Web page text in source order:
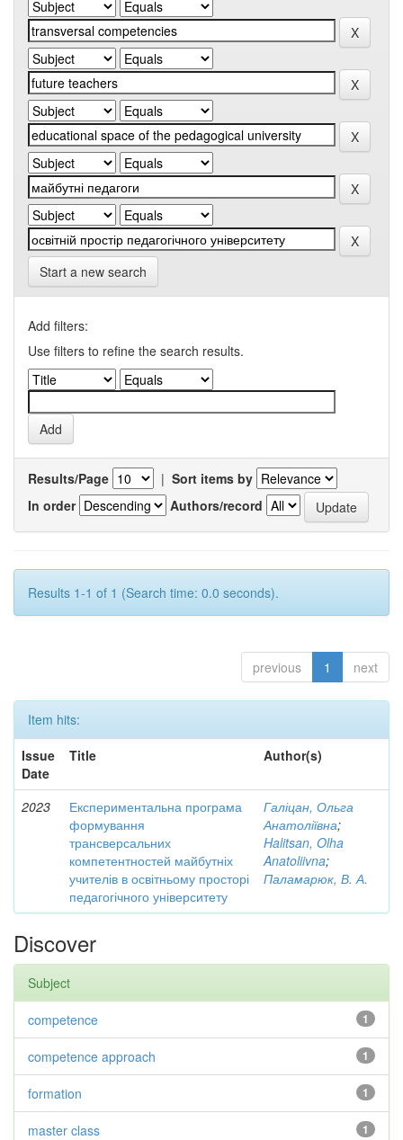
Start a new search
Add filters:
Use filters to refine the search results.
Results/Page | Sort items by
In order
Authors/record
Results 1-1 of 1 (Search time: 0.0 seconds).
previous 1 next
Item hits:
Issue
Date
Title Author(s)
2023
Експериментальна програма
формування
трансверсальних
компетентностей майбутніх
учителів в освітньому просторі
педагогічного університету
Галіцан, Ольга
Анатоліївна;
Halitsan, Olha
Anatoliivna;
Паламарюк, В. А.
Discover
Subject
1
competence
1
competence approach
1
formation
1
master class